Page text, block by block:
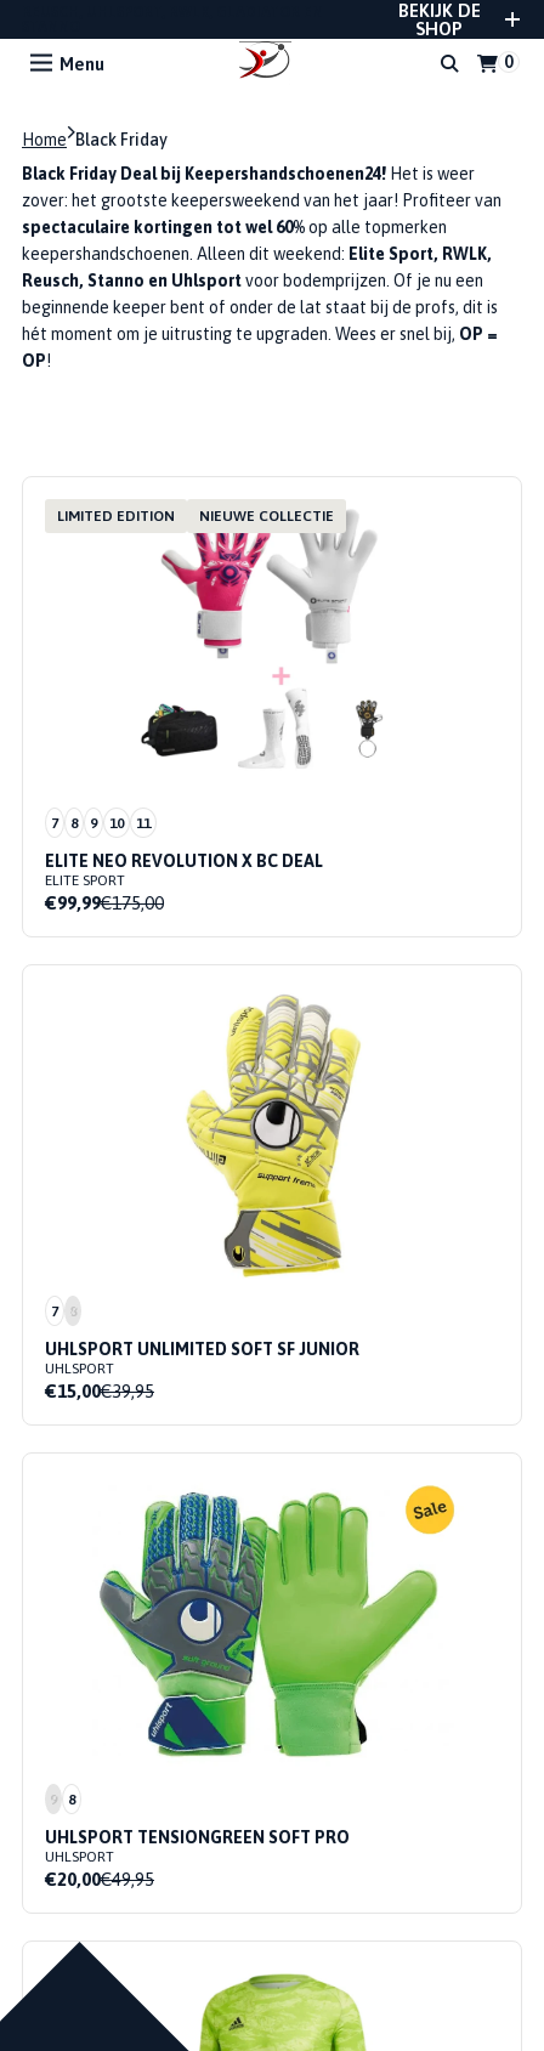
BEKIJK DE
SHOP
Menu
Home
Black Friday
Black Friday Deal bij Keepershandschoenen24! Het is weer
zover: het grootste keepersweekend van het jaar! Profiteer van
spectaculaire kortingen tot wel 60%op alle topmerken
keepershandschoenen. Alleen dit weekend: Elite Sport, RWLK,
Reusch, Stanno en Uhlsportvoor bodemprijzen. Of je nu een
beginnende keeper bent of onder de lat staat bij de profs, dit is
hét moment om je uitrusting te upgraden. Wees er snel bij, OP =
OP!
LIMITED EDITION NIEUWE COLLECTIE
7 8 9 10 11
ELITE NEO REVOLUTION X BC DEAL
ELITE SPORT
€99,99€175,00
7 8
UHLSPORT UNLIMITED SOFT SF JUNIOR
UHLSPORT
€15,00€39,95
9 8
UHLSPORT TENSIONGREEN SOFT PRO
UHLSPORT
€20,00€49,95